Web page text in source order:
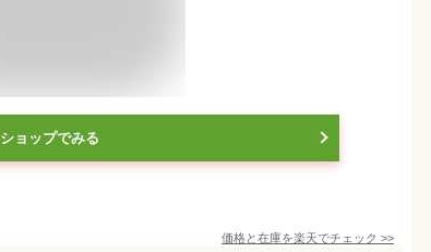
ショップでみる
価格と在庫を楽天でチェック >>